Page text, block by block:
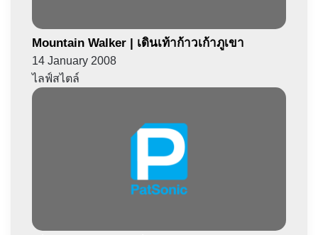
Mountain Walker | เดินเท้าก้าวเก้าภูเขา
14 January 2008
ไลฟ์สไตล์